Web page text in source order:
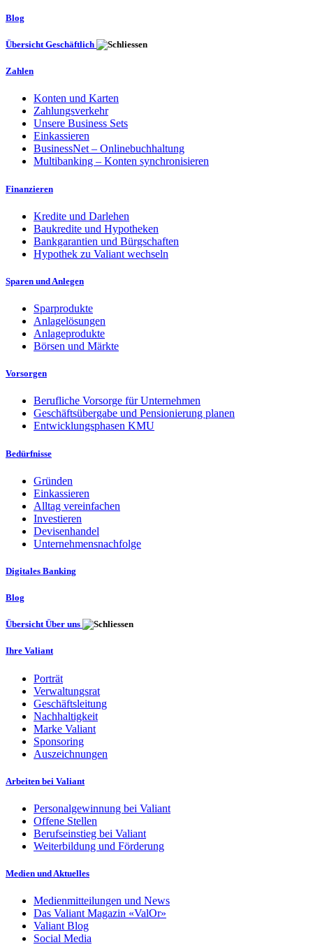
Blog
Übersicht Geschäftlich
Zahlen
Konten und Karten
Zahlungsverkehr
Unsere Business Sets
Einkassieren
BusinessNet – Onlinebuchhaltung
Multibanking – Konten synchronisieren
Finanzieren
Kredite und Darlehen
Baukredite und Hypotheken
Bankgarantien und Bürgschaften
Hypothek zu Valiant wechseln
Sparen und Anlegen
Sparprodukte
Anlagelösungen
Anlageprodukte
Börsen und Märkte
Vorsorgen
Berufliche Vorsorge für Unternehmen
Geschäftsübergabe und Pensionierung planen
Entwicklungsphasen KMU
Bedürfnisse
Gründen
Einkassieren
Alltag vereinfachen
Investieren
Devisenhandel
Unternehmensnachfolge
Digitales Banking
Blog
Übersicht Über uns
Ihre Valiant
Porträt
Verwaltungsrat
Geschäftsleitung
Nachhaltigkeit
Marke Valiant
Sponsoring
Auszeichnungen
Arbeiten bei Valiant
Personalgewinnung bei Valiant
Offene Stellen
Berufseinstieg bei Valiant
Weiterbildung und Förderung
Medien und Aktuelles
Medienmitteilungen und News
Das Valiant Magazin «ValOr»
Valiant Blog
Social Media